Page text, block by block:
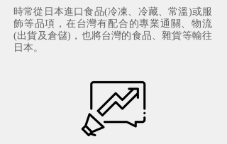
時常從日本進口食品(冷凍、冷藏、常溫)或服
飾等品項，在台灣有配合的專業通關、物流
(出貨及倉儲)，也將台灣的食品、雜貨等輸往
日本。